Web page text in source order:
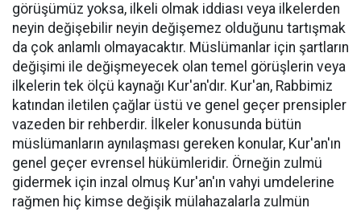
görüşümüz yoksa, ilkeli olmak iddiası veya ilkelerden
neyin değişebilir neyin değişemez olduğunu tartışmak
da çok anlamlı olmayacaktır. Müslümanlar için şartların
değişimi ile değişmeyecek olan temel görüşlerin veya
ilkelerin tek ölçü kaynağı Kur'an'dır. Kur'an, Rabbimiz
katından iletilen çağlar üstü ve genel geçer prensipler
vazeden bir rehberdir. İlkeler konusunda bütün
müslümanların aynılaşması gereken konular, Kur'an'ın
genel geçer evrensel hükümleridir. Örneğin zulmü
gidermek için inzal olmuş Kur'an'ın vahyi umdelerine
rağmen hiç kimse değişik mülahazalarla zulmün